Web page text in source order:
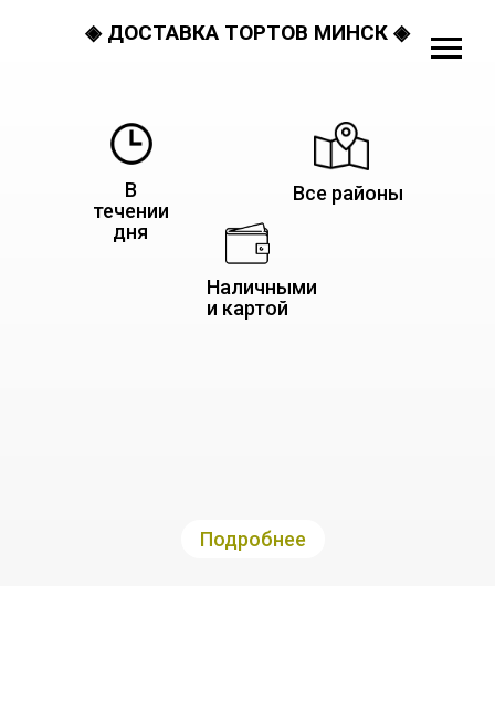
◈ ДОСТАВКА ТОРТОВ МИНСК ◈
В
течении
дня
Все районы
Наличными
и картой
Подробнее